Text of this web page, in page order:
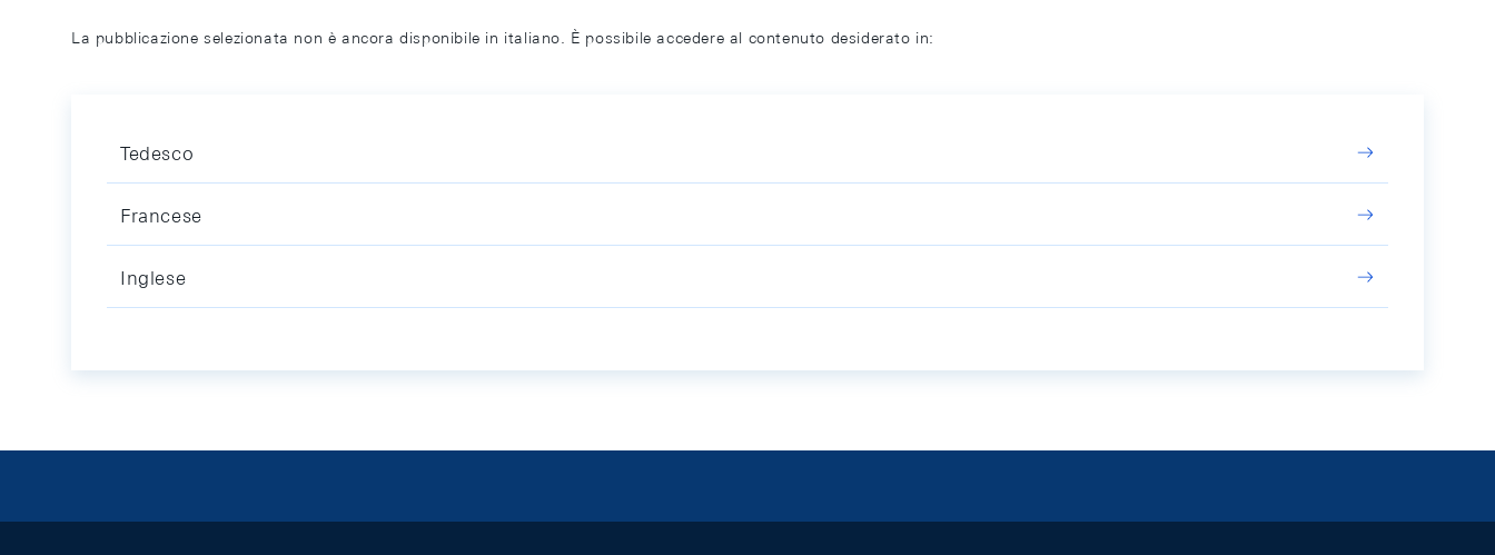
La pubblicazione selezionata non è ancora disponibile in italiano. È possibile accedere al contenuto desiderato in:
Tedesco
Francese
Inglese